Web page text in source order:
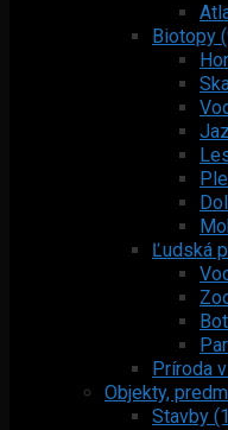
Biotopy
Ľudská
Príroda
Objekty,
Stavby